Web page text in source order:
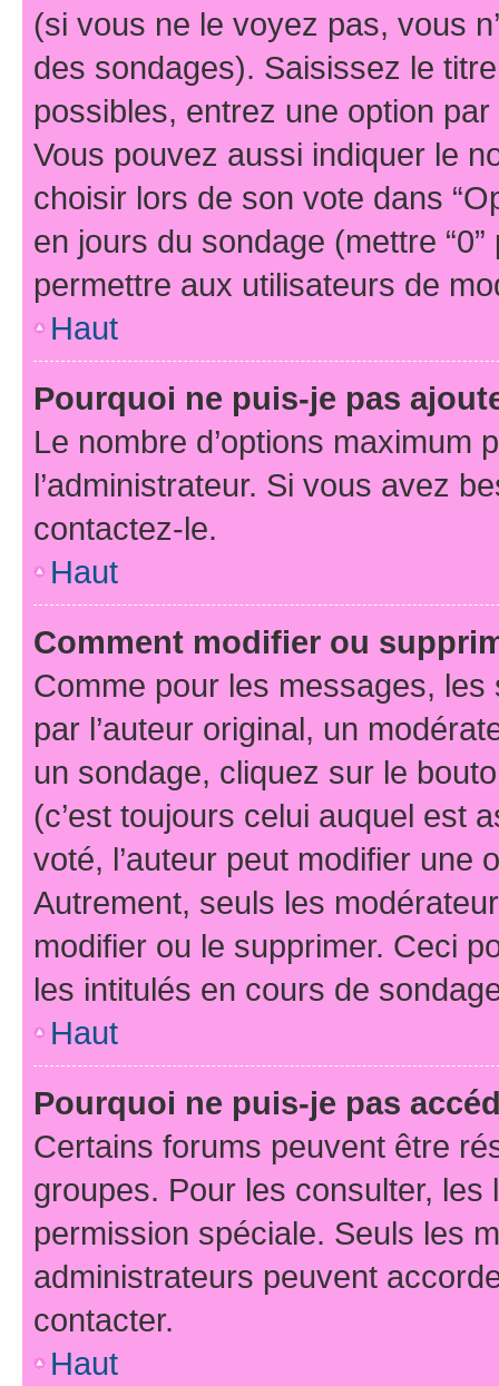
(si vous ne le voyez pas, vous
des sondages). Saisissez le
possibles, entrez une option
Vous pouvez aussi indiquer le
choisir lors de son vote dans
en jours du sondage (mettre
permettre aux utilisateurs de
Haut
Pourquoi ne puis-je pas
Le nombre d’options maximum
l’administrateur. Si vous avez
contactez-le.
Haut
Comment modifier ou
Comme pour les messages,
par l’auteur original, un
un sondage, cliquez sur le
(c’est toujours celui auquel est
voté, l’auteur peut modifier une
Autrement, seuls les
modifier ou le supprimer. Ceci
les intitulés en cours de
Haut
Pourquoi ne puis-je pas
Certains forums peuvent être
groupes. Pour les consulter,
permission spéciale. Seuls les
administrateurs peuvent
contacter.
Haut